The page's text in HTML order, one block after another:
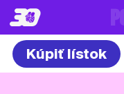
Kúpiť lístok